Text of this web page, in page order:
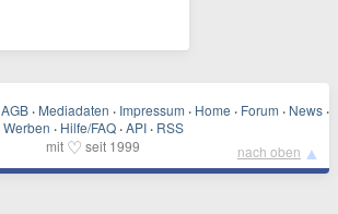
AGB · Mediadaten · Impressum · Home · Forum · News ·
Werben · Hilfe/FAQ · API · RSS
mit ♡ seit 1999 nach oben ▲